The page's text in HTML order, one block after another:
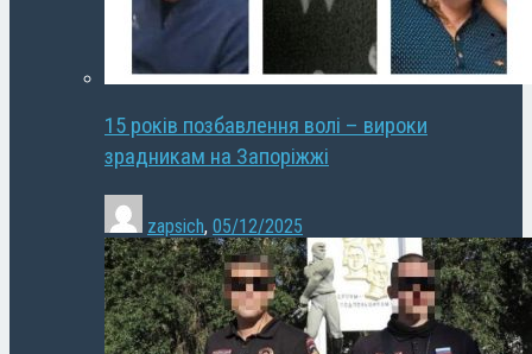
15 років позбавлення волі – вироки
зрадникам на Запоріжжі
zapsich, 05/12/2025